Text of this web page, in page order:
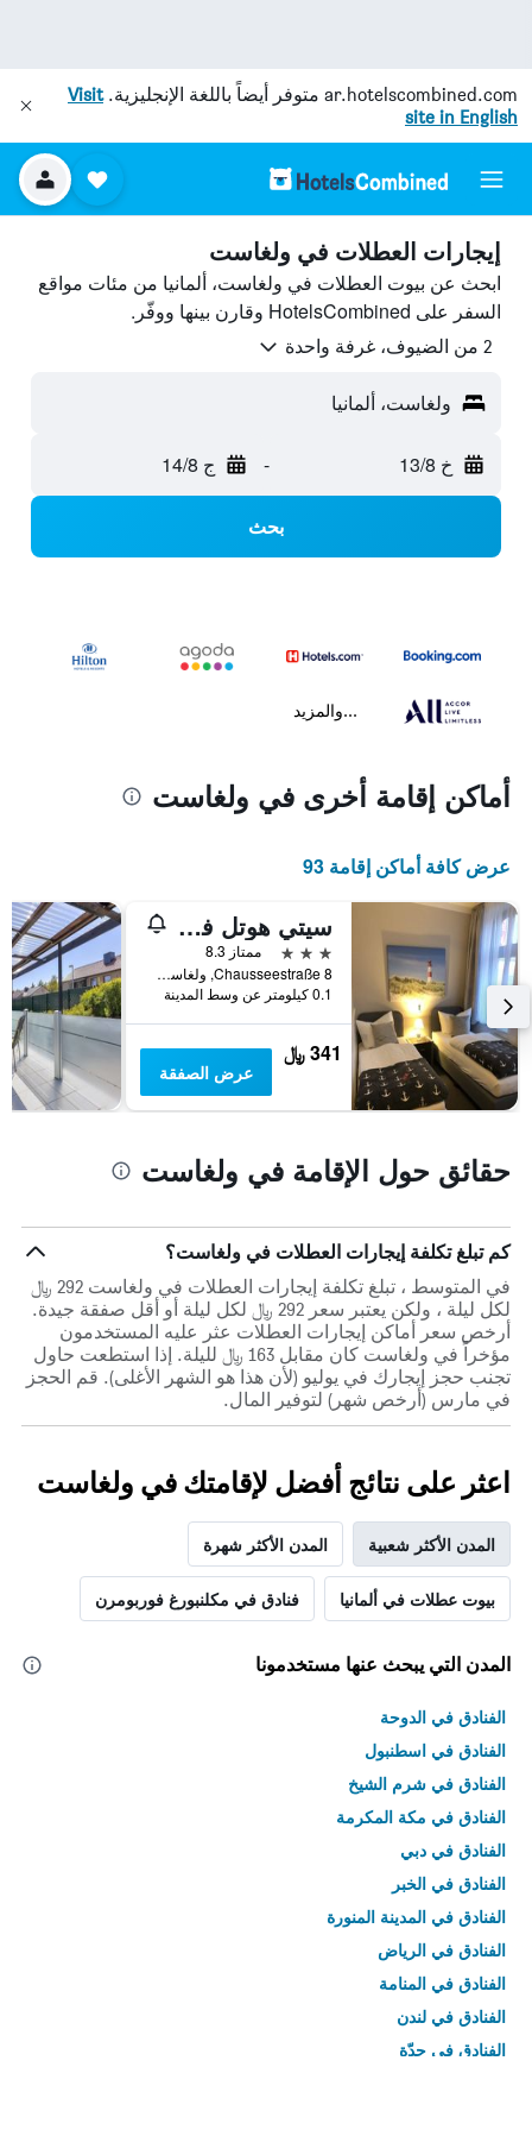
ar.hotelscombined.com متوفر أيضاً باللغة الإنجليزية.Visit
site in English
إيجارات العطلات في ولغاست
ابحث عن بيوت العطلات في ولغاست، ألمانيا من مئات مواقع
السفر على HotelsCombined وقارن بينها ووفّر.
2 من الضيوف، غرفة واحدة
ولغاست، ألمانيا
خ 13/8 - ج 14/8
بحث
...والمزيد
أماكن إقامة أخرى في ولغاست
عرض كافة أماكن إقامة 93
سيتي هوتل فولجاست
3 نجوم
ممتاز 8.3
Chausseestraße 8, ولغاست, مكلنبورغ فوربومرن, ألمانيا
0.1 كيلومتر عن وسط المدينة
341 ﷼
عرض الصفقة
حقائق حول الإقامة في ولغاست
كم تبلغ تكلفة إيجارات العطلات في ولغاست؟
في المتوسط ، تبلغ تكلفة إيجارات العطلات في ولغاست 292 ﷼
لكل ليلة ، ولكن يعتبر سعر 292 ﷼ لكل ليلة أو أقل صفقة جيدة.
أرخص سعر أماكن إيجارات العطلات عثر عليه المستخدمون
مؤخراً في ولغاست كان مقابل 163 ﷼ لليلة. إذا استطعت حاول
تجنب حجز إيجارك في يوليو (لأن هذا هو الشهر الأغلى). قم الحجز
في مارس (أرخص شهر) لتوفير المال.
اعثر على نتائج أفضل لإقامتك في ولغاست
المدن الأكثر شعبية المدن الأكثر شهرة
بيوت عطلات في ألمانيا فنادق في مكلنبورغ فوربومرن
المدن التي يبحث عنها مستخدمونا
الفنادق في الدوحة
الفنادق في اسطنبول
الفنادق في شرم الشيخ
الفنادق في مكة المكرمة
الفنادق في دبي
الفنادق في الخبر
الفنادق في المدينة المنورة
الفنادق في الرياض
الفنادق في المنامة
الفنادق في لندن
الفنادق في جدّة